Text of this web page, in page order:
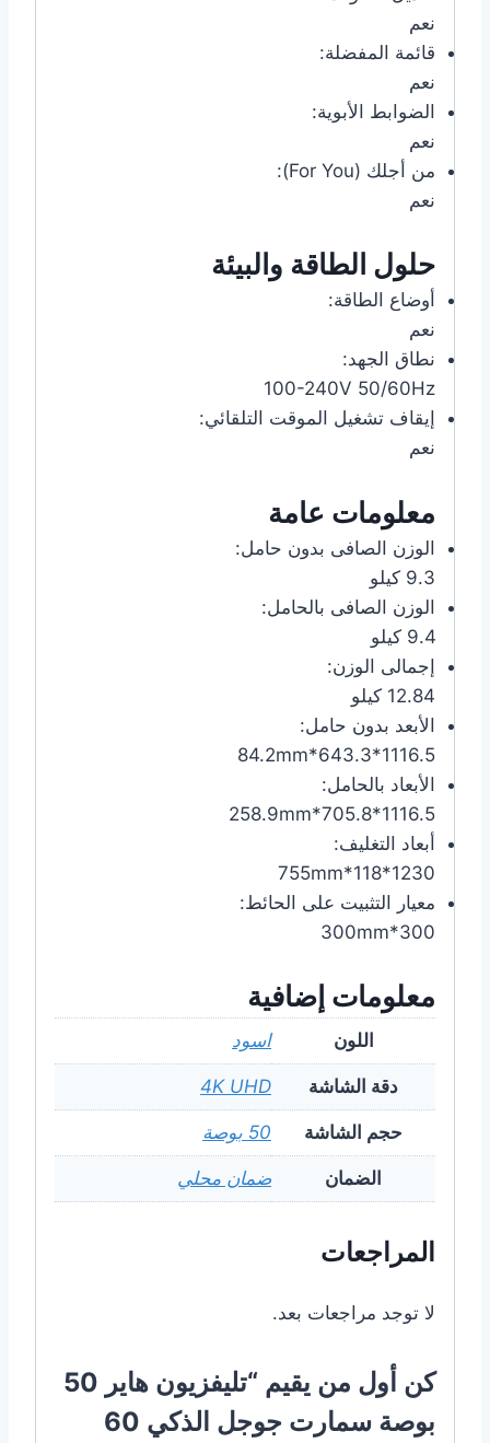
نعم
قائمة المفضلة:
نعم
الضوابط الأبوية:
نعم
من أجلك (For You):
نعم
حلول الطاقة والبيئة
أوضاع الطاقة:
نعم
نطاق الجهد:
100-240V 50/60Hz
إيقاف تشغيل الموقت التلقائي:
نعم
معلومات عامة
الوزن الصافى بدون حامل:
9.3 كيلو
الوزن الصافى بالحامل:
9.4 كيلو
إجمالى الوزن:
12.84 كيلو
الأبعد بدون حامل:
1116.5*643.3*84.2mm
الأبعاد بالحامل:
1116.5*705.8*258.9mm
أبعاد التغليف:
1230*118*755mm
معيار التثبيت على الحائط:
300*300mm
معلومات إضافية
اللون اسود
دقة الشاشة 4K UHD
حجم الشاشة 50 بوصة
الضمان ضمان محلي
المراجعات
لا توجد مراجعات بعد.
كن أول من يقيم “تليفزيون هاير 50
بوصة سمارت جوجل الذكي 60